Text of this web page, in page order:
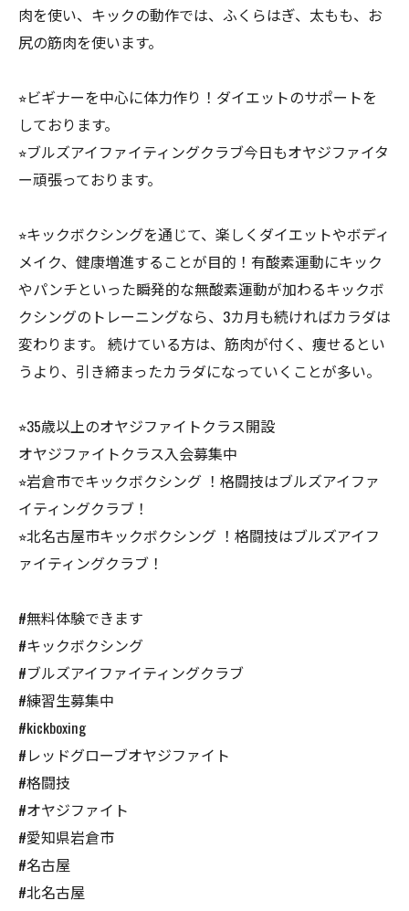
肉を使い、キックの動作では、ふくらはぎ、太もも、お
尻の筋肉を使います。
⭐︎ビギナーを中心に体力作り！ダイエットのサポートを
しております。
⭐︎ブルズアイファイティングクラブ今日もオヤジファイタ
ー頑張っております。
⭐︎キックボクシングを通じて、楽しくダイエットやボディ
メイク、健康増進することが目的！有酸素運動にキック
やパンチといった瞬発的な無酸素運動が加わるキックボ
クシングのトレーニングなら、3カ月も続ければカラダは
変わります。 続けている方は、筋肉が付く、痩せるとい
うより、引き締まったカラダになっていくことが多い。
⭐︎35歳以上のオヤジファイトクラス開設
オヤジファイトクラス入会募集中
⭐︎岩倉市でキックボクシング ！格闘技はブルズアイファ
イティングクラブ！
⭐︎北名古屋市キックボクシング ！格闘技はブルズアイフ
ァイティングクラブ！
#無料体験できます
#キックボクシング
#ブルズアイファイティングクラブ
#練習生募集中
#kickboxing
#レッドグローブオヤジファイト
#格闘技
#オヤジファイト
#愛知県岩倉市
#名古屋
#北名古屋